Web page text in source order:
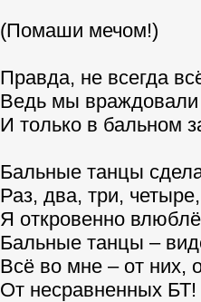
(Помаши мечом!)
Правда, не всегда
Ведь мы враждовали
И только в бальном
Бальные танцы
Раз, два, три, четыре,
Я откровенно
Бальные танцы –
Всё во мне – от них,
От несравненных БТ!